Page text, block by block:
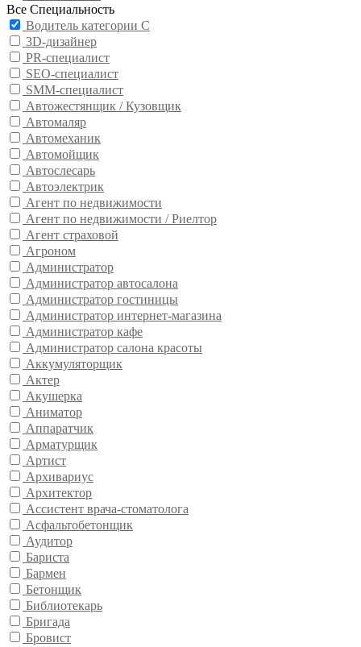
Все Специальность
Водитель категории С
3D-дизайнер
PR-специалист
SEO-специалист
SMM-специалист
Автожестянщик / Кузовщик
Автомаляр
Автомеханик
Автомойщик
Автослесарь
Автоэлектрик
Агент по недвижимости
Агент по недвижимости / Риелтор
Агент страховой
Агроном
Администратор
Администратор автосалона
Администратор гостиницы
Администратор интернет-магазина
Администратор кафе
Администратор салона красоты
Аккумуляторщик
Актер
Акушерка
Аниматор
Аппаратчик
Арматурщик
Артист
Архивариус
Архитектор
Ассистент врача-стоматолога
Асфальтобетонщик
Аудитор
Бариста
Бармен
Бетонщик
Библиотекарь
Бригада
Бровист